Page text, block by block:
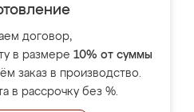
договор,
в размере 10% от суммы
заказ в производство.
в рассрочку без %.